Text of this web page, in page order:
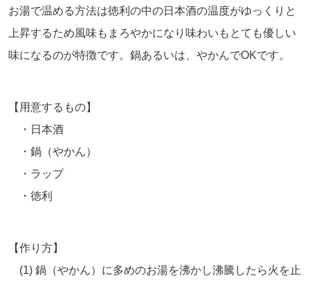
お湯で温める方法は徳利の中の日本酒の温度がゆっくりと
上昇するため風味もまろやかになり味わいもとても優しい
味になるのが特徴です。鍋あるいは、やかんでOKです。
【用意するもの】
・日本酒
・鍋（やかん）
・ラップ
・徳利
【作り方】
(1) 鍋（やかん）に多めのお湯を沸かし沸騰したら火を止